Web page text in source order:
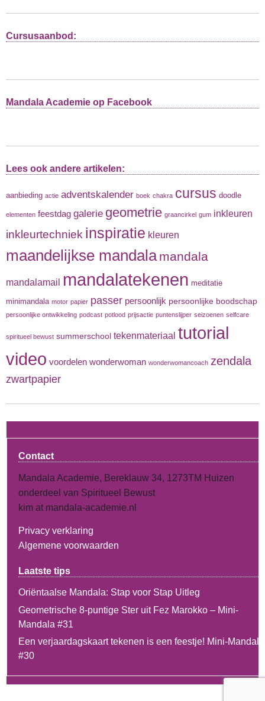
Cursusaanbod:
Mandala Academie op Facebook
Lees ook andere artikelen:
aanbieding actie adventskalender boek chakra cursus doodle
elementen feestdag galerie geometrie graancirkel gum inkleuren
inkleurtechniek inspiratie kleuren
maandelijkse mandala mandala
mandalamail mandalatekenen meditatie
minimandala motor papier passer persoonlijk persoonlijke boodschap
persoonlijke ontwikkeling podcast potlood prijsactie puntenslijper seizoenen selfcare
spiritueel bewust summerschool tekenmateriaal tutorial
video voordelen wonderwoman wonderwomancoach zendala
zwartpapier
Contact
Mandala Academie, Bereklauw 34, 1273TM Huizen
onderdeel van Spiritueel Bewust
kim at mandala-academie.nl
Privacy verklaring
Algemene voorwaarden
Laatste tips
Oriëntaalse Mandala: Stap voor Stap Uitleg
Geometrische 8-puntige Ster uit Fez Marokko – Mini-
Mandala #31
Een verjaardagskaart tekenen is een feestje! Mini-Mandala
#30